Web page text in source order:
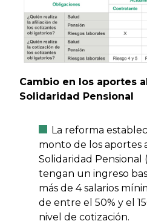
Cambio en los aportes
Solidaridad Pensional
La reforma
monto de los aportes
Solidaridad Pensional
tengan un ingreso
más de 4 salarios
de entre el 50% y el
nivel de cotización.